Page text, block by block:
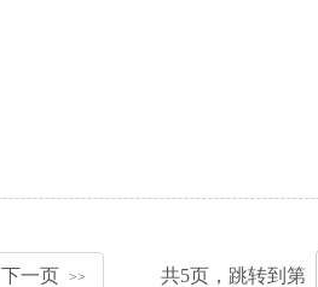
下一页 >> 共5页，跳转到第